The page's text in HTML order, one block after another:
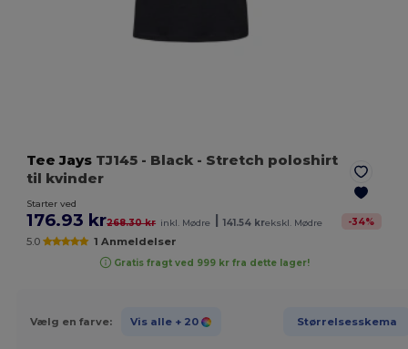
Tee Jays TJ145 - Black - Stretch poloshirt
til kvinder
Starter ved
176.93 kr268.30 kr inkl. Mødre 141.54 krekskl. Mødre -34%
5.0 1 Anmeldelser
Gratis fragt ved 999 kr fra dette lager!
Vælg en farve: Vis alle + 20 Størrelsesskema